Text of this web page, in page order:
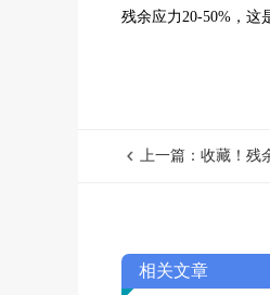
残余应力20-50%，这
相关文章